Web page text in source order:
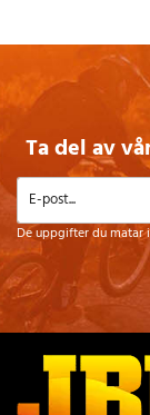
Ta del av
De uppgifter du matar